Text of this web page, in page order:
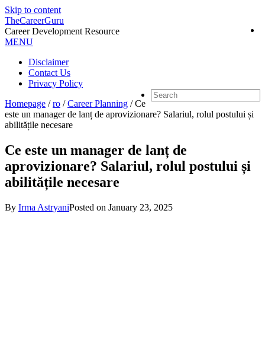
Skip to content
TheCareerGuru
Career Development Resource
MENU
Disclaimer
Contact Us
Privacy Policy
Homepage / ro / Career Planning / Ce
este un manager de lanț de aprovizionare? Salariul, rolul postului și
abilitățile necesare
Ce este un manager de lanț de
aprovizionare? Salariul, rolul postului și
abilitățile necesare
By Irma AstryaniPosted on January 23, 2025